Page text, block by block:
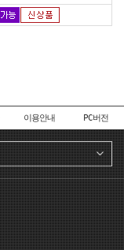
이용안내 PC버전